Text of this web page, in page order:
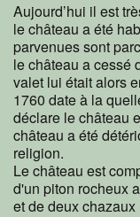
Aujourd’hui il est
le château a été
parvenues sont
le château a cessé
valet lui était alors
1760 date à la
déclare le château
château a été
religion.
Le château est
d'un piton rocheux
et de deux